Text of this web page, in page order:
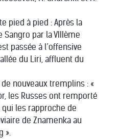
pied à pied : Après la
par la VIIIème
passée à l’offensive
du Liri, affluent du
nouveaux tremplins : «
les Russes ont remporté
les rapproche de
de Znamenka au
».